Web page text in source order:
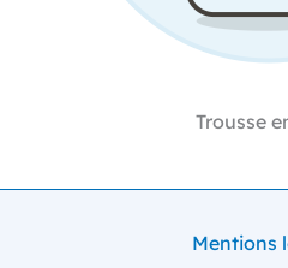
Trousse
Mentions